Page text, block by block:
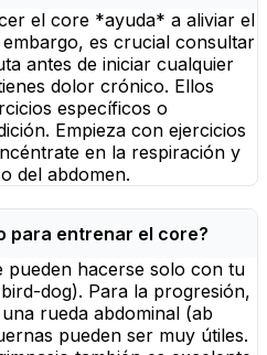
el core *ayuda* a aliviar el
es crucial consultar
antes de iniciar cualquier
dolor crónico. Ellos
específicos o
Empieza con ejercicios
en la respiración y
del abdomen.
para entrenar el core?
pueden hacerse solo con tu
dog). Para la progresión,
rueda abdominal (ab
pueden ser muy útiles.